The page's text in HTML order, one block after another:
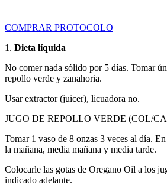
COMPRAR PROTOCOLO
1. Dieta líquida
No comer nada sólido por 5 días. Tomar
repollo verde y zanahoria.
Usar extractor (juicer), licuadora no.
JUGO DE REPOLLO VERDE (COL/
Tomar 1 vaso de 8 onzas 3 veces al día.
la mañana, media mañana y media tarde.
Colocarle las gotas de Oregano Oil a los
indicado adelante.